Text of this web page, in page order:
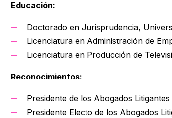
Educación:
Doctorado en Jurisprudencia,
Licenciatura en Administración de
Licenciatura en Producción de
Reconocimientos:
Presidente de los Abogados
Presidente Electo de los Abogados